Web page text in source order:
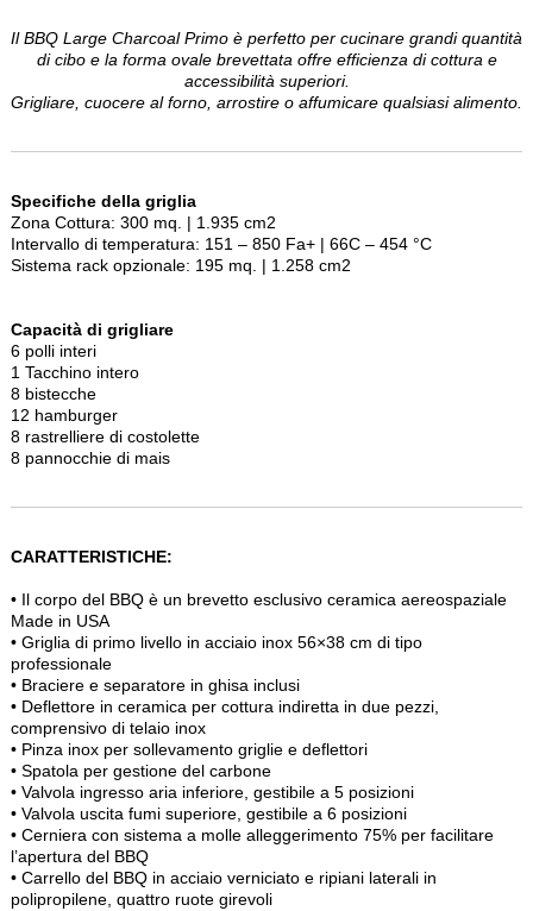
Il BBQ Large Charcoal Primo è perfetto per cucinare grandi quantità
di cibo e la forma ovale brevettata offre efficienza di cottura e
accessibilità superiori.
Grigliare, cuocere al forno, arrostire o affumicare qualsiasi alimento.
Specifiche della griglia
Zona Cottura: 300 mq. | 1.935 cm2
Intervallo di temperatura: 151 – 850 Fa+ | 66C – 454 °C
Sistema rack opzionale: 195 mq. | 1.258 cm2
Capacità di grigliare
6 polli interi
1 Tacchino intero
8 bistecche
12 hamburger
8 rastrelliere di costolette
8 pannocchie di mais
CARATTERISTICHE:
• Il corpo del BBQ è un brevetto esclusivo ceramica aereospaziale
Made in USA
• Griglia di primo livello in acciaio inox 56×38 cm di tipo
professionale
• Braciere e separatore in ghisa inclusi
• Deflettore in ceramica per cottura indiretta in due pezzi,
comprensivo di telaio inox
• Pinza inox per sollevamento griglie e deflettori
• Spatola per gestione del carbone
• Valvola ingresso aria inferiore, gestibile a 5 posizioni
• Valvola uscita fumi superiore, gestibile a 6 posizioni
• Cerniera con sistema a molle alleggerimento 75% per facilitare
l’apertura del BBQ
• Carrello del BBQ in acciaio verniciato e ripiani laterali in
polipropilene, quattro ruote girevoli